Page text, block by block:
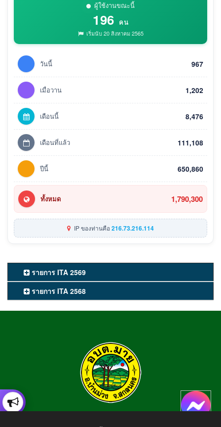
ผู้ใช้งานขณะนี้
196 คน
เริ่มนับ 20 สิงหาคม 2565
วันนี้ 967
เมื่อวาน 1,202
เดือนนี้ 8,476
เดือนที่แล้ว 111,108
ปีนี้ 650,860
ทั้งหมด 1,790,300
IP ของท่านคือ216.73.216.114
รายการ ITA 2569
รายการ ITA 2568